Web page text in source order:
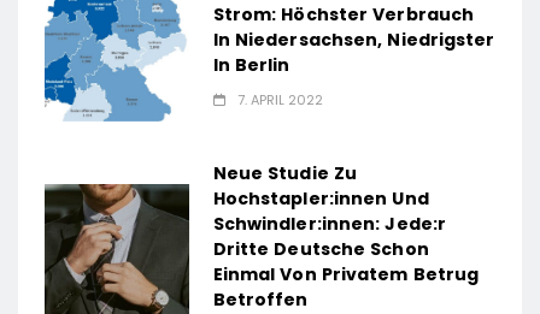
Strom: Höchster Verbrauch
In Niedersachsen, Niedrigster
In Berlin
7. APRIL 2022
Neue Studie Zu
Hochstapler:innen Und
Schwindler:innen: Jede:r
Dritte Deutsche Schon
Einmal Von Privatem Betrug
Betroffen